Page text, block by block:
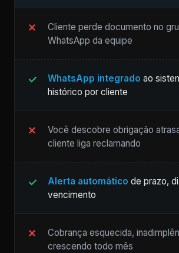
Cliente perde documento no
WhatsApp da equipe
WhatsApp integrado ao
histórico por cliente
Você descobre obrigação
cliente liga reclamando
Alerta automático de prazo,
vencimento
Cobrança esquecida,
crescendo todo mês